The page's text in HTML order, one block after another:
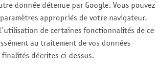
donnée détenue par Google. Vous pouvez
appropriés de votre navigateur.
de certaines fonctionnalités de ce
au traitement de vos données
décrites ci-dessus.